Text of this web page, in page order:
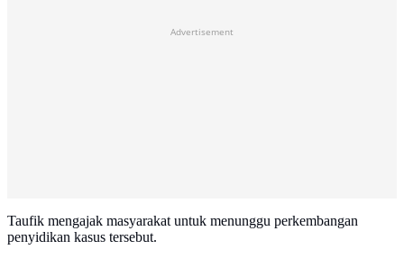
Advertisement
Taufik mengajak masyarakat untuk menunggu perkembangan
penyidikan kasus tersebut.